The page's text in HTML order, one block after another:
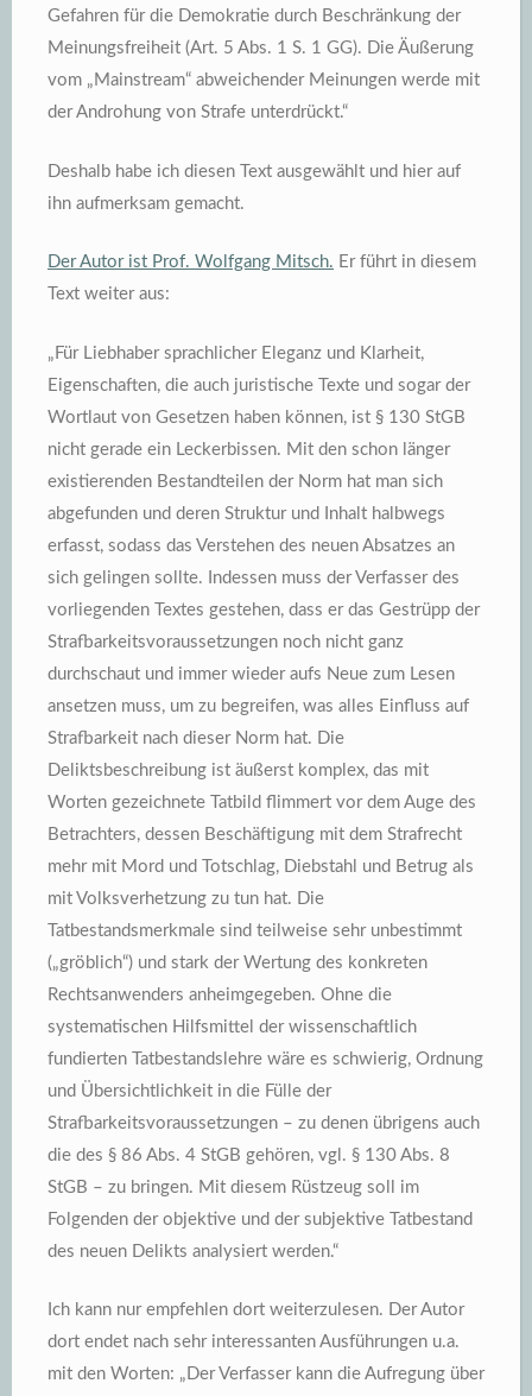
Gefahren für die Demokratie durch Beschränkung der
Meinungsfreiheit (Art. 5 Abs. 1 S. 1 GG). Die Äußerung
vom „Mainstream“ abweichender Meinungen werde mit
der Androhung von Strafe unterdrückt.“
Deshalb habe ich diesen Text ausgewählt und hier auf
ihn aufmerksam gemacht.
Der Autor ist Prof. Wolfgang Mitsch. Er führt in diesem
Text weiter aus:
„Für Liebhaber sprachlicher Eleganz und Klarheit,
Eigenschaften, die auch juristische Texte und sogar der
Wortlaut von Gesetzen haben können, ist § 130 StGB
nicht gerade ein Leckerbissen. Mit den schon länger
existierenden Bestandteilen der Norm hat man sich
abgefunden und deren Struktur und Inhalt halbwegs
erfasst, sodass das Verstehen des neuen Absatzes an
sich gelingen sollte. Indessen muss der Verfasser des
vorliegenden Textes gestehen, dass er das Gestrüpp der
Strafbarkeitsvoraussetzungen noch nicht ganz
durchschaut und immer wieder aufs Neue zum Lesen
ansetzen muss, um zu begreifen, was alles Einfluss auf
Strafbarkeit nach dieser Norm hat. Die
Deliktsbeschreibung ist äußerst komplex, das mit
Worten gezeichnete Tatbild flimmert vor dem Auge des
Betrachters, dessen Beschäftigung mit dem Strafrecht
mehr mit Mord und Totschlag, Diebstahl und Betrug als
mit Volksverhetzung zu tun hat. Die
Tatbestandsmerkmale sind teilweise sehr unbestimmt
(„gröblich“) und stark der Wertung des konkreten
Rechtsanwenders anheimgegeben. Ohne die
systematischen Hilfsmittel der wissenschaftlich
fundierten Tatbestandslehre wäre es schwierig, Ordnung
und Übersichtlichkeit in die Fülle der
Strafbarkeitsvoraussetzungen – zu denen übrigens auch
die des § 86 Abs. 4 StGB gehören, vgl. § 130 Abs. 8
StGB – zu bringen. Mit diesem Rüstzeug soll im
Folgenden der objektive und der subjektive Tatbestand
des neuen Delikts analysiert werden.“
Ich kann nur empfehlen dort weiterzulesen. Der Autor
dort endet nach sehr interessanten Ausführungen u.a.
mit den Worten: „Der Verfasser kann die Aufregung über